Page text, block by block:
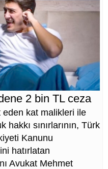
2 bin TL ceza
eden kat malikleri ile
hakkı sınırlarının, Türk
Kanunu
hatırlatan
Avukat Mehmet